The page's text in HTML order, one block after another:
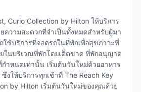
Curio Collection by Hilton ให้บริการ
ความสะดวกที่จำเป็นทั้งหมดสำหรับผู้มา
ใช้บริการที่จอดรถในที่พักเพื่อสุขภาวะที่
ในบริเวณที่พักโดยเด็ดขาด ที่พักอนุญาต
ำหนดเท่านั้น เริ่มต้นวันใหม่ด้วยอาหาร
งให้บริการทุกเช้าที่ The Reach Key
by Hilton เริ่มต้นวันใหม่ของคุณด้วย